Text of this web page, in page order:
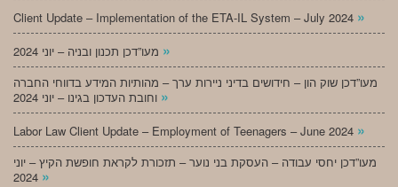
Client Update – Implementation of the ETA-IL System – July 2024 »
»
מעו”דכן שוק הון – חידושים בדיני ניירות ערך – מהותיות המידע בדווחי החברה
»
Labor Law Client Update – Employment of Teenagers – June 2024 »
מעו”דכן יחסי עבודה – העסקת בני נוער – תזכורת לקראת חופשת הקיץ – יוני
»